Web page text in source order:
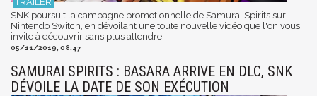
SNK poursuit la campagne promotionnelle de Samurai Spirits sur
Nintendo Switch, en dévoilant une toute nouvelle vidéo que l'on vous
invite à découvrir sans plus attendre.
05/11/2019, 08:47
SAMURAI SPIRITS : BASARA ARRIVE EN DLC, SNK
DÉVOILE LA DATE DE SON EXÉCUTION